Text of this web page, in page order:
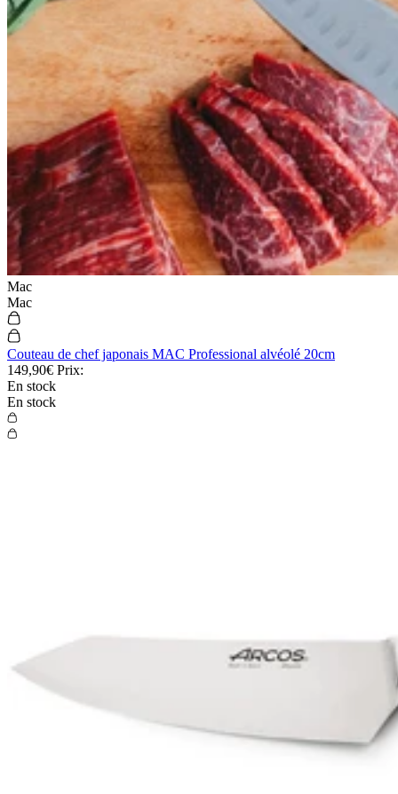
Mac
Mac
Couteau de chef japonais MAC Professional alvéolé 20cm
149,90€ Prix:
En stock
En stock